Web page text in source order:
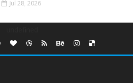
Jul 28, 2026